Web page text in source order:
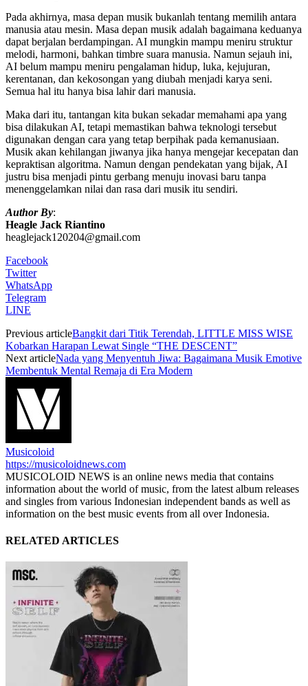
Pada akhirnya, masa depan musik bukanlah tentang memilih antara
manusia atau mesin. Masa depan musik adalah bagaimana keduanya
dapat berjalan berdampingan. AI mungkin mampu meniru struktur
melodi, harmoni, bahkan timbre suara manusia. Namun sejauh ini,
AI belum mampu meniru pengalaman hidup, luka, kejujuran,
kerentanan, dan kekosongan yang diubah menjadi karya seni.
Semua hal itu hanya bisa lahir dari manusia.
Maka dari itu, tantangan kita bukan sekadar memahami apa yang
bisa dilakukan AI, tetapi memastikan bahwa teknologi tersebut
digunakan dengan cara yang tetap berpihak pada kemanusiaan.
Musik akan kehilangan jiwanya jika hanya mengejar kecepatan dan
kepraktisan algoritma. Namun dengan pendekatan yang bijak, AI
justru bisa menjadi pintu gerbang menuju inovasi baru tanpa
menenggelamkan nilai dan rasa dari musik itu sendiri.
Author By:
Heagle Jack Riantino
heaglejack120204@gmail.com
Facebook
Twitter
WhatsApp
Telegram
LINE
Previous articleBangkit dari Titik Terendah, LITTLE MISS WISE
Kobarkan Harapan Lewat Single “THE DESCENT”
Next articleNada yang Menyentuh Jiwa: Bagaimana Musik Emotive
Membentuk Mental Remaja di Era Modern
Musicoloid
https://musicoloidnews.com
MUSICOLOID NEWS is an online news media that contains
information about the world of music, from the latest album releases
and singles from various Indonesian independent bands as well as
information on the best music events from all over Indonesia.
RELATED ARTICLES